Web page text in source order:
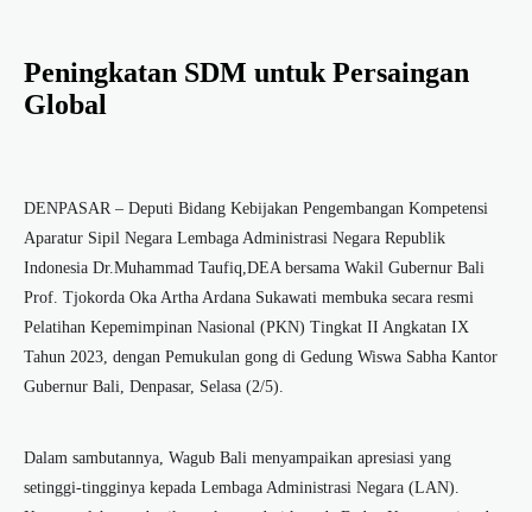
Peningkatan SDM untuk Persaingan
Global
DENPASAR – Deputi Bidang Kebijakan Pengembangan Kompetensi
Aparatur Sipil Negara Lembaga Administrasi Negara Republik
Indonesia Dr.Muhammad Taufiq,DEA bersama Wakil Gubernur Bali
Prof. Tjokorda Oka Artha Ardana Sukawati membuka secara resmi
Pelatihan Kepemimpinan Nasional (PKN) Tingkat II Angkatan IX
Tahun 2023, dengan Pemukulan gong di Gedung Wiswa Sabha Kantor
Gubernur Bali, Denpasar, Selasa (2/5).
Dalam sambutannya, Wagub Bali menyampaikan apresiasi yang
setinggi-tingginya kepada Lembaga Administrasi Negara (LAN).